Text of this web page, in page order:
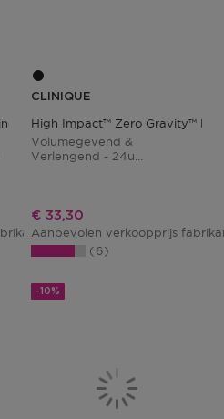
Serum
€ 54,00
CLINIQUE
High Impact™ Zero Gravity™
Volumegevend &
Verlengend - 24u
Kortingsprijs
€ 33,30
Aanbevolen verkoopprijs
6
-10%